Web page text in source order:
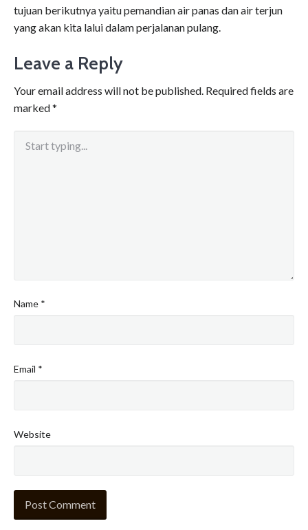
tujuan berikutnya yaitu pemandian air panas dan air terjun
yang akan kita lalui dalam perjalanan pulang.
Leave a Reply
Your email address will not be published. Required fields are
marked*
Name *
Email *
Website